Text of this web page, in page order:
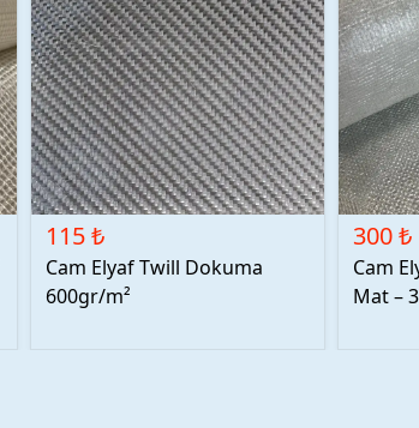
115 ₺
Cam Elyaf Twill Dokuma
600gr/m²
300 ₺
Cam
Mat –